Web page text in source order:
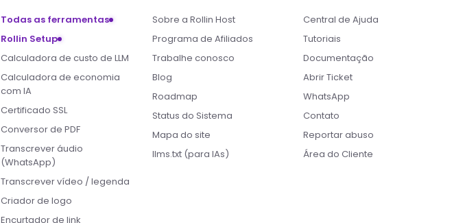
Todas as ferramentas
Rollin Setup
Calculadora de custo de LLM
Calculadora de economia
com IA
Certificado SSL
Conversor de PDF
Transcrever áudio
(WhatsApp)
Transcrever vídeo / legenda
Criador de logo
Encurtador de link
Sobre a Rollin Host
Programa de Afiliados
Trabalhe conosco
Blog
Roadmap
Status do Sistema
Mapa do site
llms.txt (para IAs)
Central de Ajuda
Tutoriais
Documentação
Abrir Ticket
WhatsApp
Contato
Reportar abuso
Área do Cliente
Online · Suporte Rollin